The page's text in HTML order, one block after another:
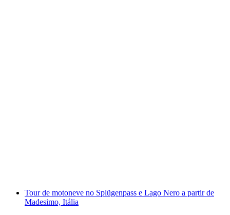
Tour de motoneve no Splügenpass e Lago Nero a partir de
Madesimo, Itália